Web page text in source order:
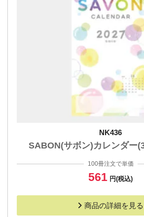
NK436
SABON(サボン)カレンダー
100冊注文で単価
561 円(税込)
商品の詳細を見る